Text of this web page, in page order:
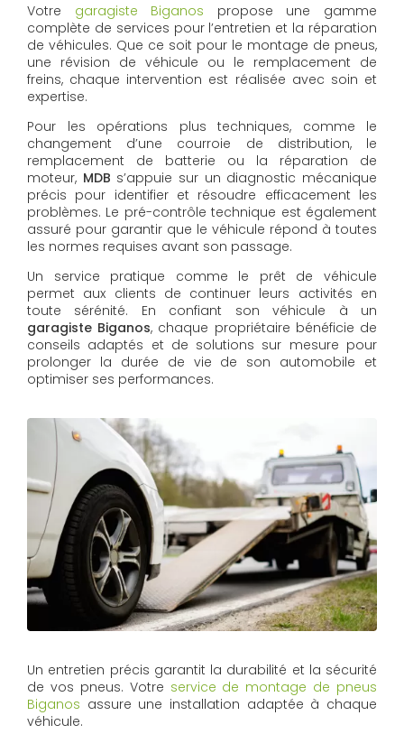
Votre garagiste Biganos propose une gamme
complète de services pour l’entretien et la réparation
de véhicules. Que ce soit pour le montage de pneus,
une révision de véhicule ou le remplacement de
freins, chaque intervention est réalisée avec soin et
expertise.
Pour les opérations plus techniques, comme le
changement d’une courroie de distribution, le
remplacement de batterie ou la réparation de
moteur, MDB s’appuie sur un diagnostic mécanique
précis pour identifier et résoudre efficacement les
problèmes. Le pré-contrôle technique est également
assuré pour garantir que le véhicule répond à toutes
les normes requises avant son passage.
Un service pratique comme le prêt de véhicule
permet aux clients de continuer leurs activités en
toute sérénité. En confiant son véhicule à un
garagiste Biganos, chaque propriétaire bénéficie de
conseils adaptés et de solutions sur mesure pour
prolonger la durée de vie de son automobile et
optimiser ses performances.
Un entretien précis garantit la durabilité et la sécurité
de vos pneus. Votre service de montage de pneus
Biganos assure une installation adaptée à chaque
véhicule.